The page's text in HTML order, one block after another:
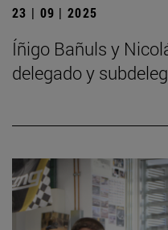
23 | 09 | 2025
Íñigo Bañuls y
delegado y